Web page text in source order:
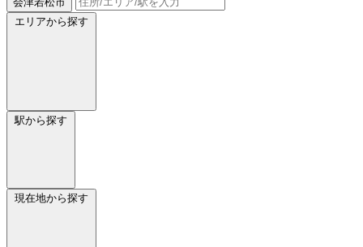
エリアから探す
駅から探す
現在地から探す